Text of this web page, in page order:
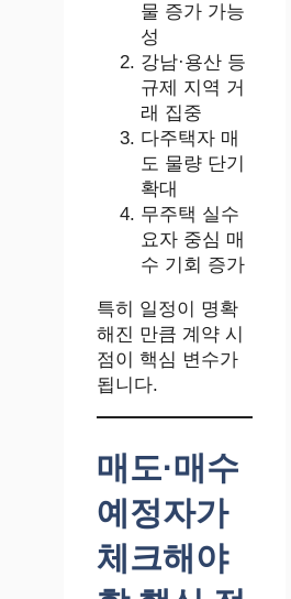
물 증가 가능
성
강남·용산 등
규제 지역 거
래 집중
다주택자 매
도 물량 단기
확대
무주택 실수
요자 중심 매
수 기회 증가
특히 일정이 명확
해진 만큼 계약 시
점이 핵심 변수가
됩니다.
매도·매수
예정자가
체크해야